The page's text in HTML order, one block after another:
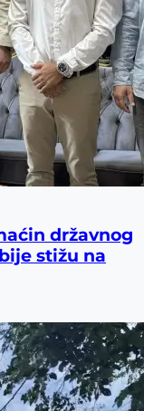
državnog
stižu na